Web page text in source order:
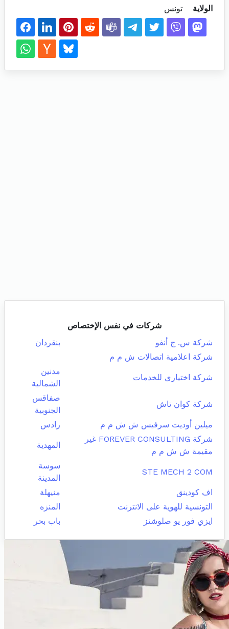
الولاية تونس
شركات في نفس الإختصاص
شركة س. ج أنفو
بنقردان
شركة اعلامية اتصالات ش م م
شركة اختياري للخدمات
مدنين
الشمالية
شركة كوان تاش
صفاقس
الجنوبية
ميلين أوديت سرفيس ش ش م م
رادس
شركة FOREVER CONSULTING غير
مقيمة ش ش م م
المهدية
STE MECH 2 COM
سوسة
المدينة
اف كودينق
منيهلة
التونسية للهوية على الانترنت
المنزه
ايزي فور يو صلوشنز
باب بحر